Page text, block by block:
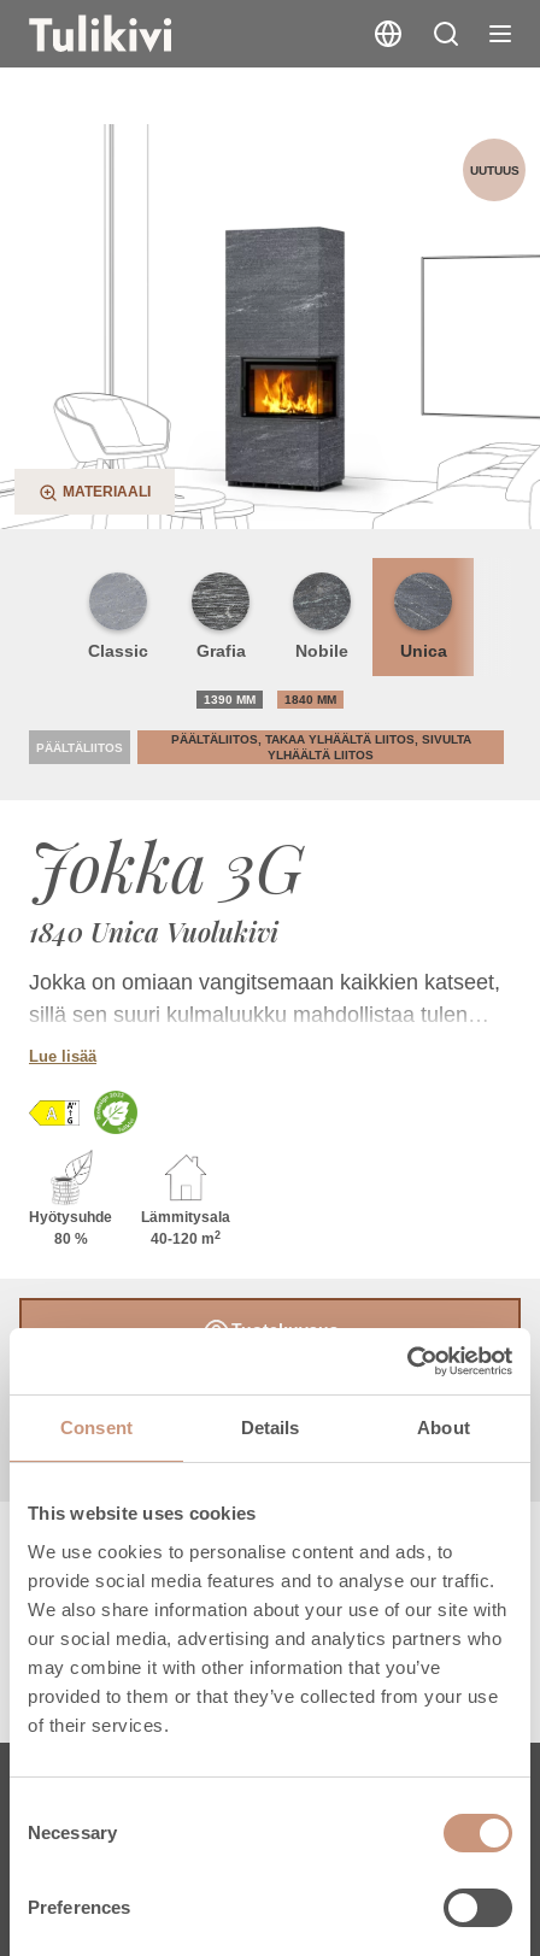
Consent Details About
This website uses cookies
We use cookies to personalise content and ads, to
provide social media features and to analyse our traffic.
We also share information about your use of our site with
our social media, advertising and analytics partners who
may combine it with other information that you’ve
provided to them or that they’ve collected from your use
of their services.
Selection
Necessary
Preferences
UUTUUS
MATERIAALI
Jokka 3G
1840 Unica Vuolukivi
Jokka on omiaan vangitsemaan kaikkien katseet,
sillä sen suuri kulmaluukku mahdollistaa tulen
ihailun joka puolelta huonetta. Minimalistinen
Sen sijoittelua helpottaa myös mahdollisuus valita
joko vasemmalle (L) tai oikealle (R) avautuva
luukku. Saatavana on lisäksi kaksi korkeutta ja
kolme tyylikästä vuolukivipintaa: helmenharmaa
Classic, eläväpintainen Grafia tai ylellinen Nobile.
Lue lisää
Hyötysuhde
80 %
Lämmitysala
40-120 m2
Classic Grafia Nobile Unica
1390 MM 1840 MM
PÄÄLTÄLIITOS
PÄÄLTÄLIITOS, TAKAA YLHÄÄLTÄ LIITOS, SIVULTA
YLHÄÄLTÄ LIITOS
Tuotekuvaus
Tekniset tiedot
Takat
Jero